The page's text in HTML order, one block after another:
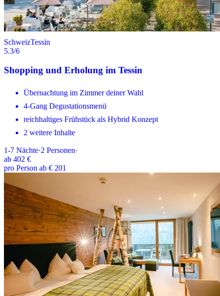
SchweizTessin
5.3/6
Shopping und Erholung im Tessin
Übernachtung im Zimmer deiner Wahl
4-Gang Degustationsmenü
reichhaltiges Frühstück als Hybrid Konzept
2 weitere Inhalte
1-7 Nächte·2 Personen·
ab 402 €
pro Person ab € 201